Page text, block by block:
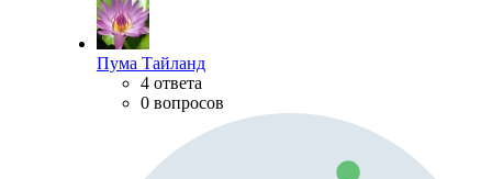
Пума Тайланд
4 ответа
0 вопросов